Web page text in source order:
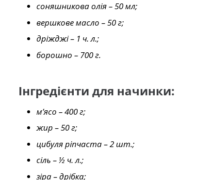
соняшникова олія – 50 мл;
вершкове масло – 50 г;
дріжджі – 1 ч. л.;
борошно – 700 г.
Інгредієнти для начинки:
м’ясо – 400 г;
жир – 50 г;
цибуля ріпчаста – 2 шт.;
сіль – ½ ч. л.;
зіра – дрібка;